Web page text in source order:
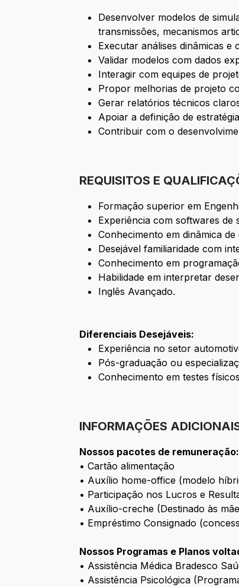
Desenvolver modelos de
transmissões, mecanismos
Executar análises dinâmicas
Validar modelos com dados
Interagir com equipes de
Propor melhorias de projeto
Gerar relatórios técnicos
Apoiar a definição de
Contribuir com o
REQUISITOS E
Formação superior em
Experiência com softwares de
Conhecimento em dinâmica
Desejável familiaridade com
Conhecimento em
Habilidade em interpretar
Inglês Avançado.
Diferenciais Desejáveis:
Experiência no setor
Pós-graduação ou
Conhecimento em testes
INFORMAÇÕES
Nossos pacotes de remuneração:
• Cartão alimentação
• Auxílio home-office (modelo
• Participação nos Lucros e
• Auxílio-creche (Destinado às
• Empréstimo Consignado
Nossos Programas e Planos
• Assistência Médica Bradesco
• Assistência Psicológica